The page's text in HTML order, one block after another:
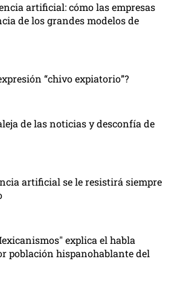
artificial: cómo las empresas
de los grandes modelos de
“chivo expiatorio”?
de las noticias y desconfía de
artificial se le resistirá siempre
explica el habla
población hispanohablante del